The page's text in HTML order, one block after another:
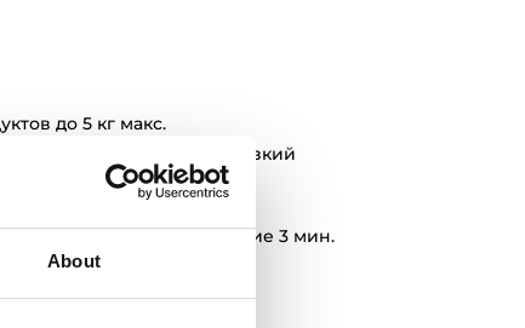
About
до 5 кг макс.
насоса (обеспечивает низкий
вакуумирования в течение 3 мин.
пакета